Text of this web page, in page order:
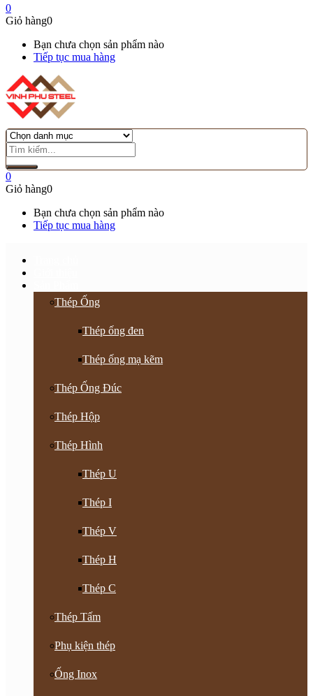
0
Giỏ hàng0
Bạn chưa chọn sản phẩm nào
Tiếp tục mua hàng
0
Giỏ hàng0
Bạn chưa chọn sản phẩm nào
Tiếp tục mua hàng
Thép Ống
Thép ống đen
Thép ống mạ kẽm
Thép Ống Đúc
Thép Hộp
Thép Hình
Thép U
Thép I
Thép V
Thép H
Thép C
Thép Tấm
Phụ kiện thép
Ống Inox